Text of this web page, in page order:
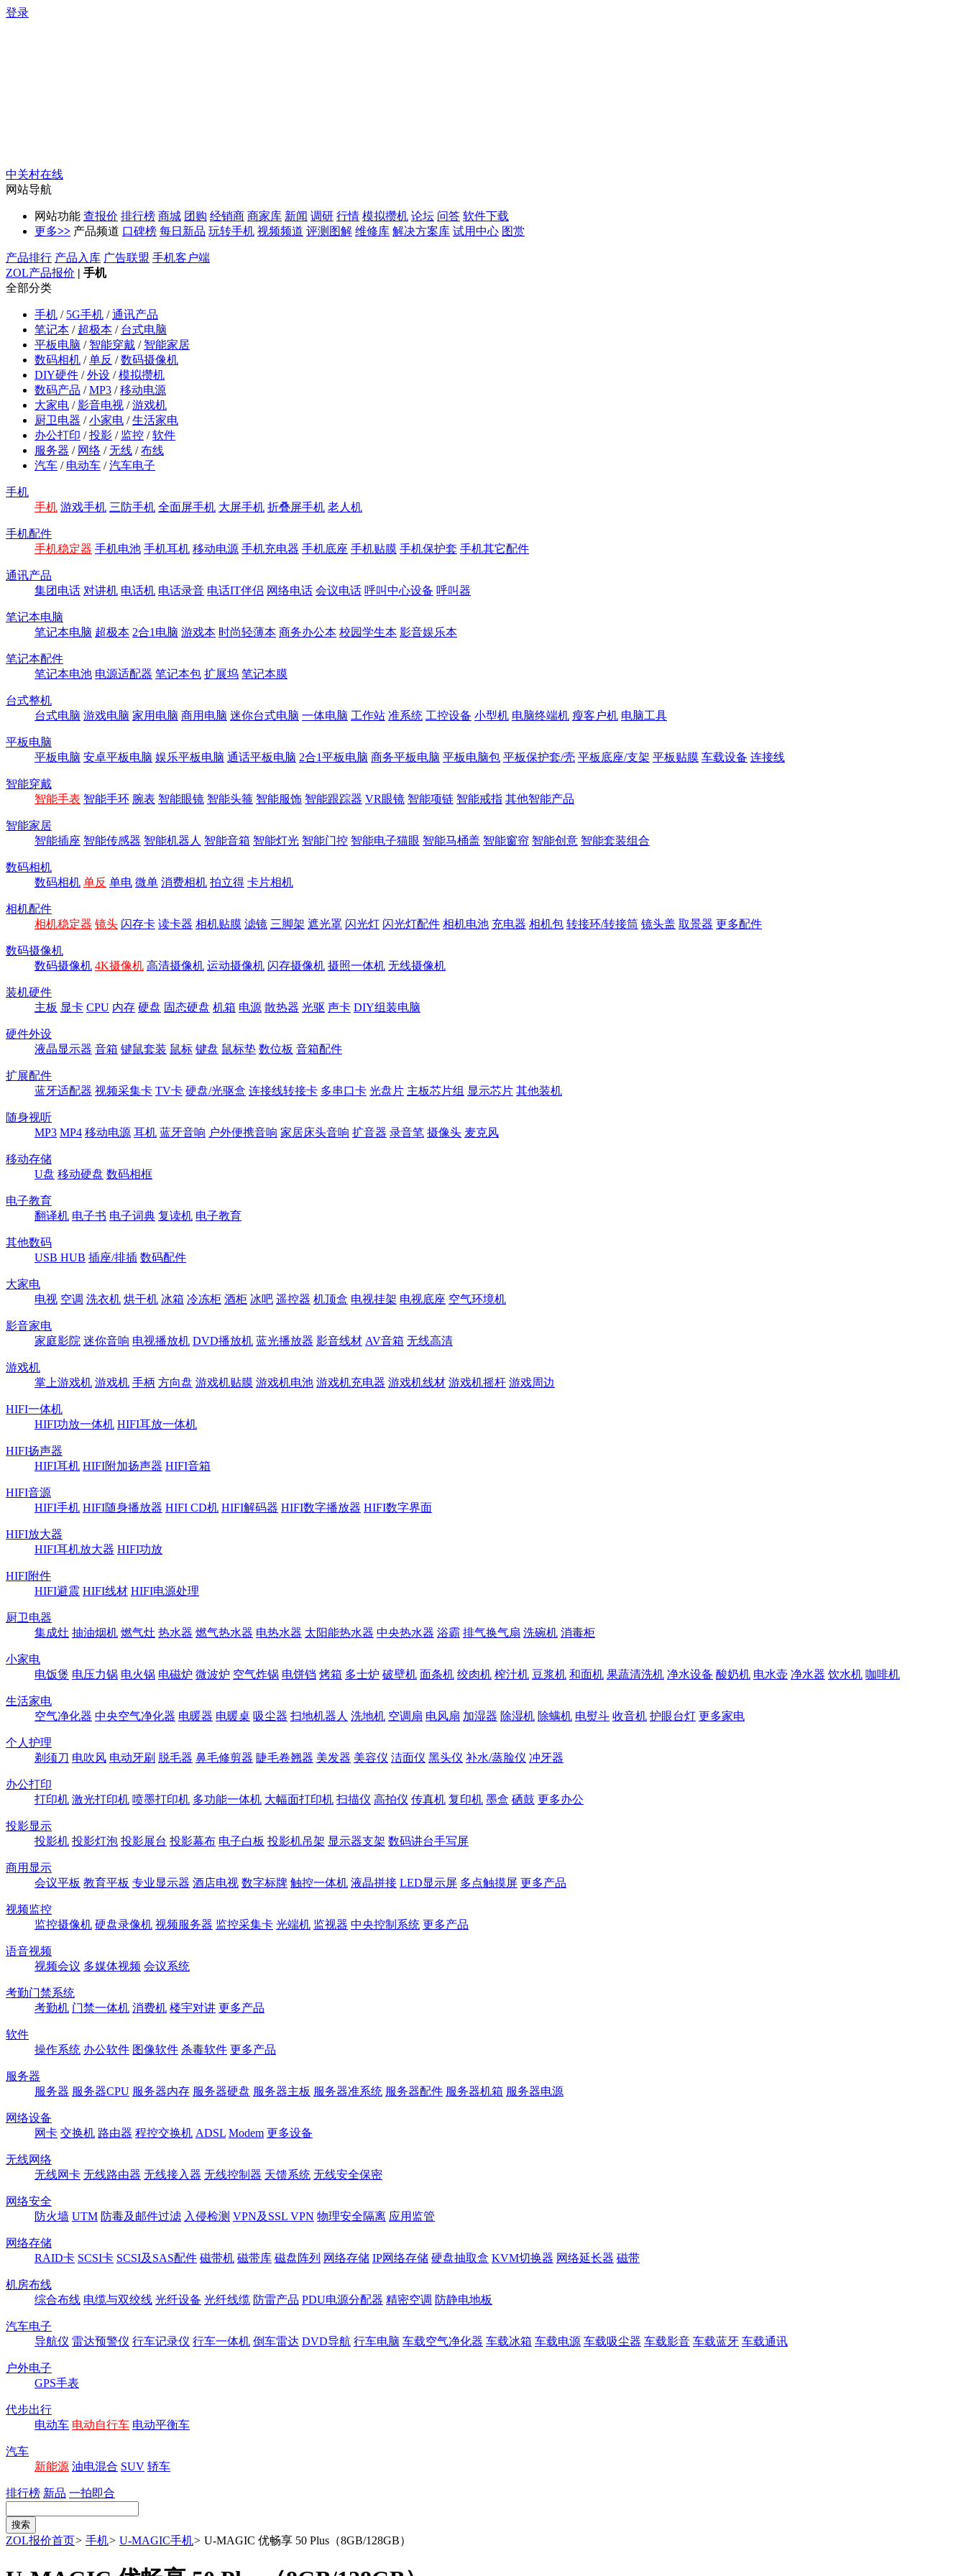
登录
中关村在线
网站导航
网站功能 查报价 排行榜 商城 团购 经销商 商家库 新闻 调研 行情 模拟攒机 论坛 问答 软件下载
更多>> 产品频道 口碑榜 每日新品 玩转手机 视频频道 评测图解 维修库 解决方案库 试用中心 图赏
产品排行 产品入库 广告联盟 手机客户端
ZOL产品报价 | 手机
全部分类
手机 / 5G手机 /通讯产品
笔记本 / 超极本 / 台式电脑
平板电脑 / 智能穿戴 / 智能家居
数码相机 /单反 /数码摄像机
DIY硬件 /外设 /模拟攒机
数码产品 /MP3 /移动电源
大家电 /影音电视 /游戏机
厨卫电器 /小家电 /生活家电
办公打印 /投影 / 监控 /软件
服务器 / 网络 /无线 /布线
汽车 / 电动车 /汽车电子
手机
手机 游戏手机 三防手机 全面屏手机 大屏手机 折叠屏手机 老人机
手机配件
手机稳定器 手机电池 手机耳机 移动电源 手机充电器 手机底座 手机贴膜 手机保护套 手机其它配件
通讯产品
集团电话 对讲机 电话机 电话录音 电话IT伴侣 网络电话 会议电话 呼叫中心设备 呼叫器
笔记本电脑
笔记本电脑 超极本 2合1电脑 游戏本 时尚轻薄本 商务办公本 校园学生本 影音娱乐本
笔记本配件
笔记本电池 电源适配器 笔记本包 扩展坞 笔记本膜
台式整机
台式电脑 游戏电脑 家用电脑 商用电脑 迷你台式电脑 一体电脑 工作站 准系统 工控设备 小型机 电脑终端机 瘦客户机 电脑工具
平板电脑
平板电脑 安卓平板电脑 娱乐平板电脑 通话平板电脑 2合1平板电脑 商务平板电脑 平板电脑包 平板保护套/壳 平板底座/支架 平板贴膜 车载设备 连接线
智能穿戴
智能手表 智能手环 腕表 智能眼镜 智能头箍 智能服饰 智能跟踪器 VR眼镜 智能项链 智能戒指 其他智能产品
智能家居
智能插座 智能传感器 智能机器人 智能音箱 智能灯光 智能门控 智能电子猫眼 智能马桶盖 智能窗帘 智能创意 智能套装组合
数码相机
数码相机 单反 单电 微单 消费相机 拍立得 卡片相机
相机配件
相机稳定器 镜头 闪存卡 读卡器 相机贴膜 滤镜 三脚架 遮光罩 闪光灯 闪光灯配件 相机电池 充电器 相机包 转接环/转接筒 镜头盖 取景器 更多配件
数码摄像机
数码摄像机 4K摄像机 高清摄像机 运动摄像机 闪存摄像机 摄照一体机 无线摄像机
装机硬件
主板 显卡 CPU 内存 硬盘 固态硬盘 机箱 电源 散热器 光驱 声卡 DIY组装电脑
硬件外设
液晶显示器 音箱 键鼠套装 鼠标 键盘 鼠标垫 数位板 音箱配件
扩展配件
蓝牙适配器 视频采集卡 TV卡 硬盘/光驱盒 连接线转接卡 多串口卡 光盘片 主板芯片组 显示芯片 其他装机
随身视听
MP3 MP4 移动电源 耳机 蓝牙音响 户外便携音响 家居床头音响 扩音器 录音笔 摄像头 麦克风
移动存储
U盘 移动硬盘 数码相框
电子教育
翻译机 电子书 电子词典 复读机 电子教育
其他数码
USB HUB 插座/排插 数码配件
大家电
电视 空调 洗衣机 烘干机 冰箱 冷冻柜 酒柜 冰吧 遥控器 机顶盒 电视挂架 电视底座 空气环境机
影音家电
家庭影院 迷你音响 电视播放机 DVD播放机 蓝光播放器 影音线材 AV音箱 无线高清
游戏机
掌上游戏机 游戏机 手柄 方向盘 游戏机贴膜 游戏机电池 游戏机充电器 游戏机线材 游戏机摇杆 游戏周边
HIFI一体机
HIFI功放一体机 HIFI耳放一体机
HIFI扬声器
HIFI耳机 HIFI附加扬声器 HIFI音箱
HIFI音源
HIFI手机 HIFI随身播放器 HIFI CD机 HIFI解码器 HIFI数字播放器 HIFI数字界面
HIFI放大器
HIFI耳机放大器 HIFI功放
HIFI附件
HIFI避震 HIFI线材 HIFI电源处理
厨卫电器
集成灶 抽油烟机 燃气灶 热水器 燃气热水器 电热水器 太阳能热水器 中央热水器 浴霸 排气换气扇 洗碗机 消毒柜
小家电
电饭煲 电压力锅 电火锅 电磁炉 微波炉 空气炸锅 电饼铛 烤箱 多士炉 破壁机 面条机 绞肉机 榨汁机 豆浆机 和面机 果蔬清洗机 净水设备 酸奶机 电水壶 净水器 饮水机 咖啡机
生活家电
空气净化器 中央空气净化器 电暖器 电暖桌 吸尘器 扫地机器人 洗地机 空调扇 电风扇 加湿器 除湿机 除螨机 电熨斗 收音机 护眼台灯 更多家电
个人护理
剃须刀 电吹风 电动牙刷 脱毛器 鼻毛修剪器 睫毛卷翘器 美发器 美容仪 洁面仪 黑头仪 补水/蒸脸仪 冲牙器
办公打印
打印机 激光打印机 喷墨打印机 多功能一体机 大幅面打印机 扫描仪 高拍仪 传真机 复印机 墨盒 硒鼓 更多办公
投影显示
投影机 投影灯泡 投影展台 投影幕布 电子白板 投影机吊架 显示器支架 数码讲台手写屏
商用显示
会议平板 教育平板 专业显示器 酒店电视 数字标牌 触控一体机 液晶拼接 LED显示屏 多点触摸屏 更多产品
视频监控
监控摄像机 硬盘录像机 视频服务器 监控采集卡 光端机 监视器 中央控制系统 更多产品
语音视频
视频会议 多媒体视频 会议系统
考勤门禁系统
考勤机 门禁一体机 消费机 楼宇对讲 更多产品
软件
操作系统 办公软件 图像软件 杀毒软件 更多产品
服务器
服务器 服务器CPU 服务器内存 服务器硬盘 服务器主板 服务器准系统 服务器配件 服务器机箱 服务器电源
网络设备
网卡 交换机 路由器 程控交换机 ADSL Modem 更多设备
无线网络
无线网卡 无线路由器 无线接入器 无线控制器 天馈系统 无线安全保密
网络安全
防火墙 UTM 防毒及邮件过滤 入侵检测 VPN及SSL VPN 物理安全隔离 应用监管
网络存储
RAID卡 SCSI卡 SCSI及SAS配件 磁带机 磁带库 磁盘阵列 网络存储 IP网络存储 硬盘抽取盒 KVM切换器 网络延长器 磁带
机房布线
综合布线 电缆与双绞线 光纤设备 光纤线缆 防雷产品 PDU电源分配器 精密空调 防静电地板
汽车电子
导航仪 雷达预警仪 行车记录仪 行车一体机 倒车雷达 DVD导航 行车电脑 车载空气净化器 车载冰箱 车载电源 车载吸尘器 车载影音 车载蓝牙 车载通讯
户外电子
GPS手表
代步出行
电动车 电动自行车 电动平衡车
汽车
新能源 油电混合 SUV 轿车
排行榜 新品 一拍即合
ZOL报价首页> 手机> U-MAGIC手机> U-MAGIC 优畅享 50 Plus（8GB/128GB）